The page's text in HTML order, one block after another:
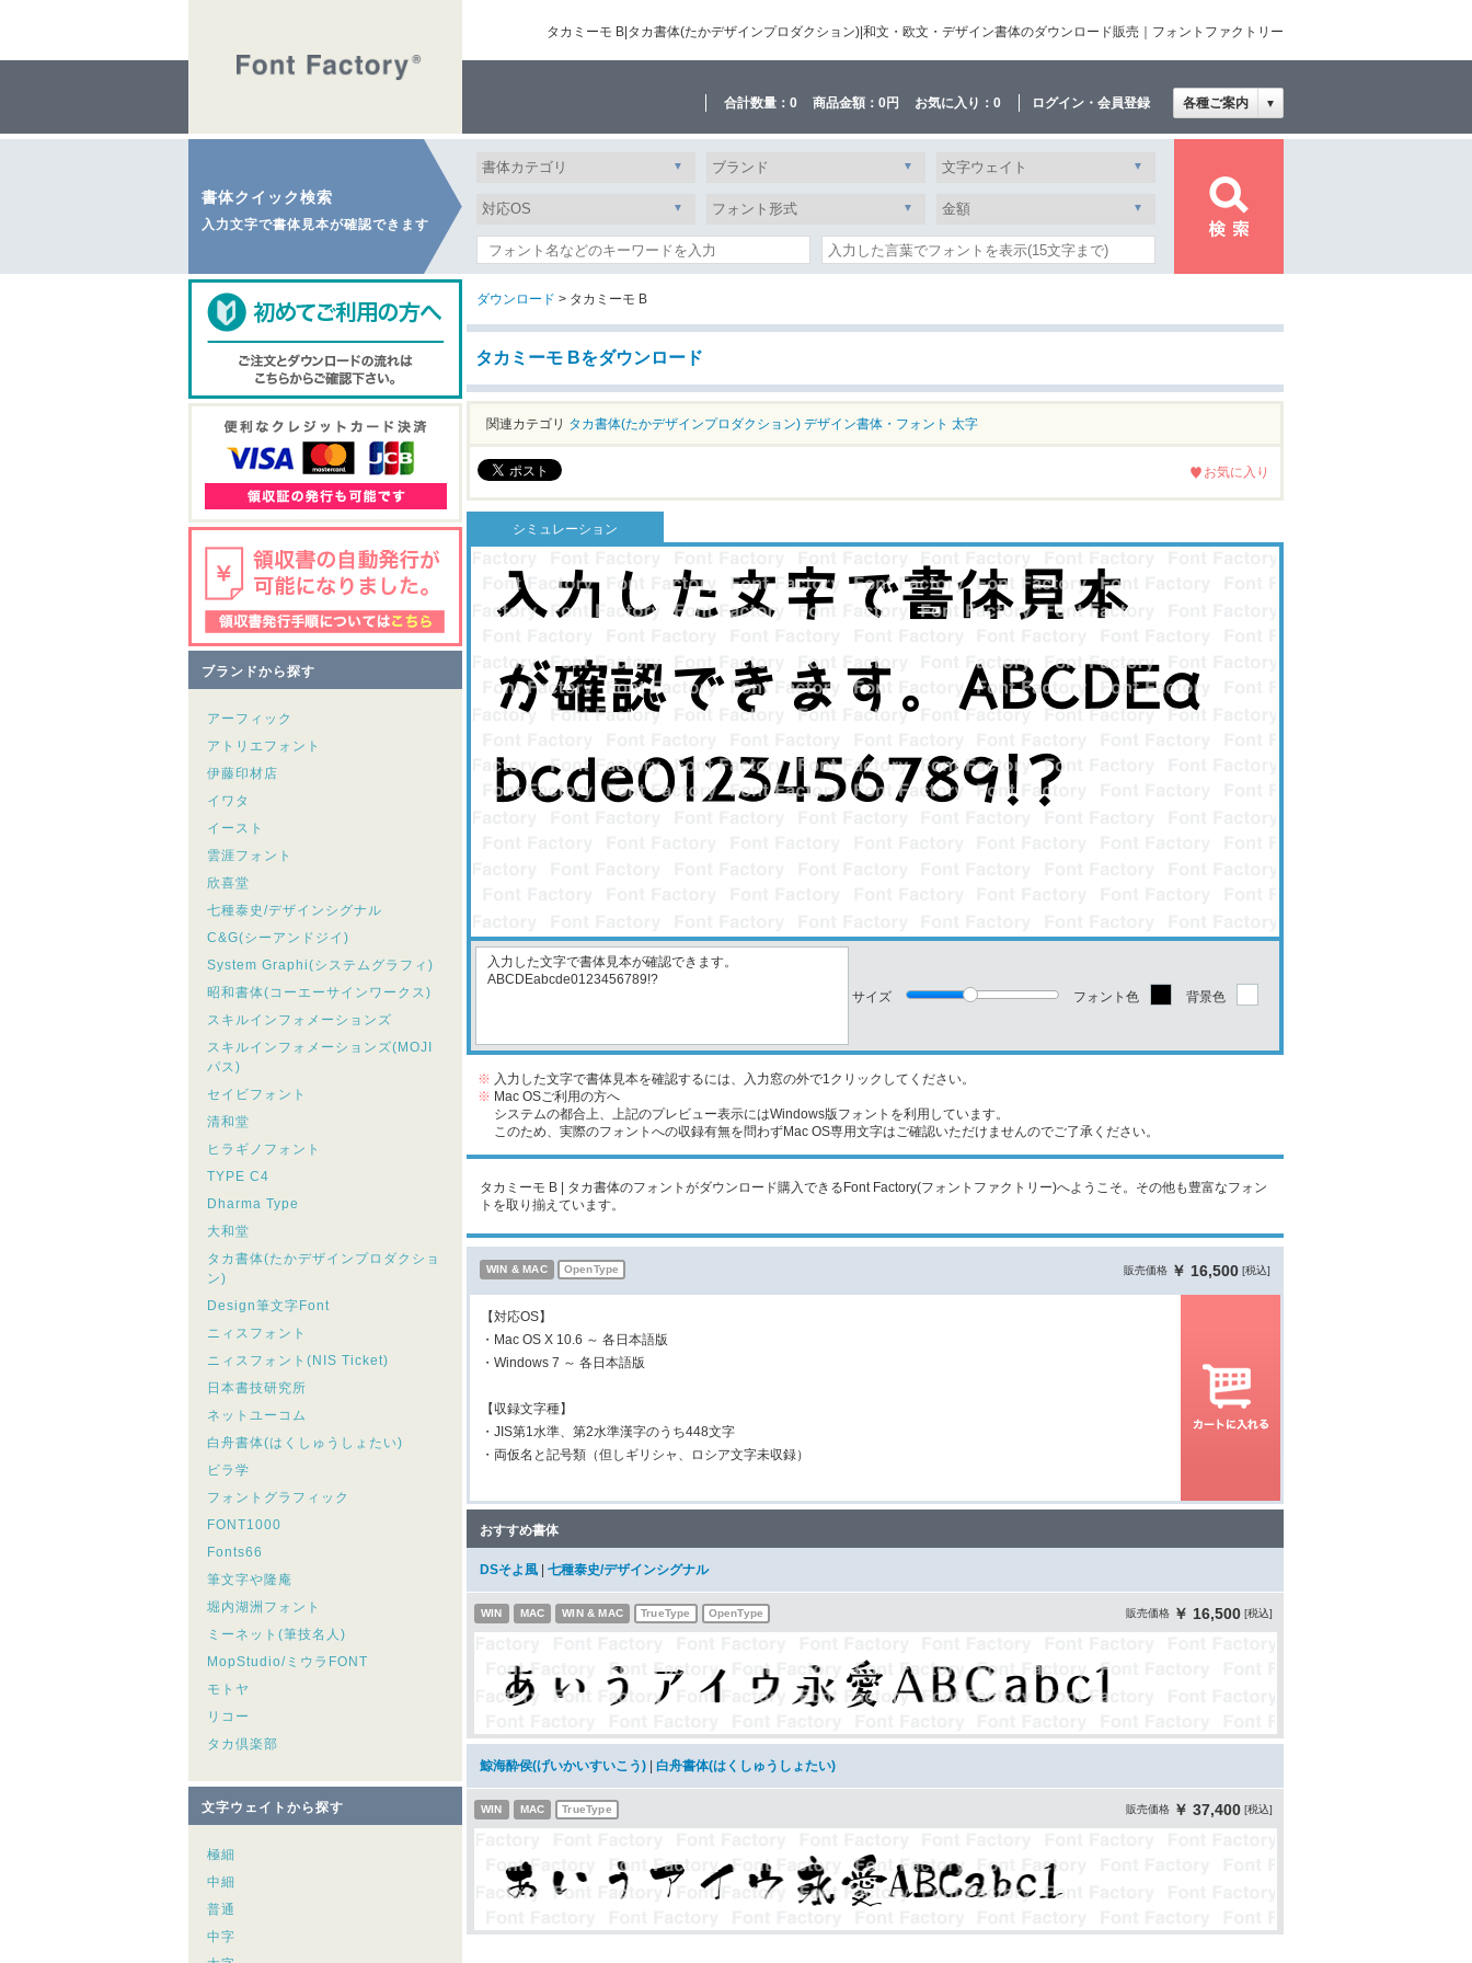
タカミーモ B|タカ書体(たかデザインプロダクション)|和文・欧文・デザイン書体のダウンロード販売｜フォントファクトリー
合計数量： 0 商品金額： 0円 お気に入り： 0 ログイン・会員登録 各種ご案内 ▼
書体クイック検索
入力文字で書体見本が確認できます
ブランドから探す
アーフィック
アトリエフォント
伊藤印材店
イワタ
イースト
雲涯フォント
欣喜堂
七種泰史/デザインシグナル
C&G(シーアンドジイ)
System Graphi(システムグラフィ)
昭和書体(コーエーサインワークス)
スキルインフォメーションズ
スキルインフォメーションズ(MOJI
パス)
セイビフォント
清和堂
ヒラギノフォント
TYPE C4
Dharma Type
大和堂
タカ書体(たかデザインプロダクショ
ン)
Design筆文字Font
ニィスフォント
ニィスフォント(NIS Ticket)
日本書技研究所
ネットユーコム
白舟書体(はくしゅうしょたい)
ビラ学
フォントグラフィック
FONT1000
Fonts66
筆文字や隆庵
堀内湖洲フォント
ミーネット(筆技名人)
MopStudio/ミウラFONT
モトヤ
リコー
タカ倶楽部
文字ウェイトから探す
極細
中細
普通
中字
ダウンロード > タカミーモ B
タカミーモ Bをダウンロード
関連カテゴリ タカ書体(たかデザインプロダクション) デザイン書体・フォント 太字
お気に入り
シミュレーション
サイズ フォント色 背景色
※ 入力した文字で書体見本を確認するには、入力窓の外で1クリックしてください。
※ Mac OSご利用の方へ
システムの都合上、上記のプレビュー表示にはWindows版フォントを利用しています。
このため、実際のフォントへの収録有無を問わずMac OS専用文字はご確認いただけませんのでご了承ください。
タカミーモ B | タカ書体のフォントがダウンロード購入できるFont Factory(フォントファクトリー)へようこそ。その他も豊富なフォン
トを取り揃えています。
WIN & MAC OpenType 販売価格 ￥ 16,500 [税込]
【対応OS】
・Mac OS X 10.6 ～ 各日本語版
・Windows 7 ～ 各日本語版
【収録文字種】
・JIS第1水準、第2水準漢字のうち448文字
・両仮名と記号類（但しギリシャ、ロシア文字未収録）
おすすめ書体
DSそよ風 七種泰史/デザインシグナル
販売価格 ￥ 16,500 [税込]
WIN MAC WIN & MAC TrueType OpenType
鯨海酔侯(げいかいすいこう) 白舟書体(はくしゅうしょたい)
販売価格 ￥ 37,400 [税込]
WIN MAC TrueType